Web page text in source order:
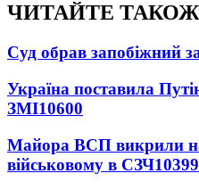
ЧИТАЙТЕ ТАКОЖ
Суд обрав запобіжний
Україна поставила
ЗМІ10600
Майора ВСП викрили
військовому в СЗЧ10399